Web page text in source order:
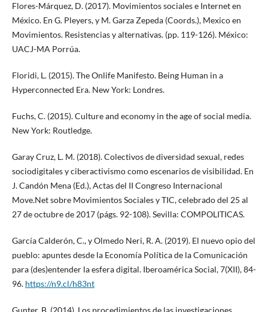
Flores-Márquez, D. (2017). Movimientos sociales e Internet en
México. En G. Pleyers, y M. Garza Zepeda (Coords.), Mexico en
Movimientos. Resistencias y alternativas. (pp. 119-126). México:
UACJ-MA Porrúa.
Floridi, L. (2015). The Onlife Manifesto. Being Human in a
Hyperconnected Era. New York: Londres.
Fuchs, C. (2015). Culture and economy in the age of social media.
New York: Routledge.
Garay Cruz, L. M. (2018). Colectivos de diversidad sexual, redes
sociodigitales y ciberactivismo como escenarios de visibilidad. En
J. Candón Mena (Ed.), Actas del II Congreso Internacional
Move.Net sobre Movimientos Sociales y TIC, celebrado del 25 al
27 de octubre de 2017 (págs. 92-108). Sevilla: COMPOLITICAS.
García Calderón, C., y Olmedo Neri, R. A. (2019). El nuevo opio del
pueblo: apuntes desde la Economía Política de la Comunicación
para (des)entender la esfera digital. Iberoamérica Social, 7(XII), 84-
96. https://n9.cl/h83nt